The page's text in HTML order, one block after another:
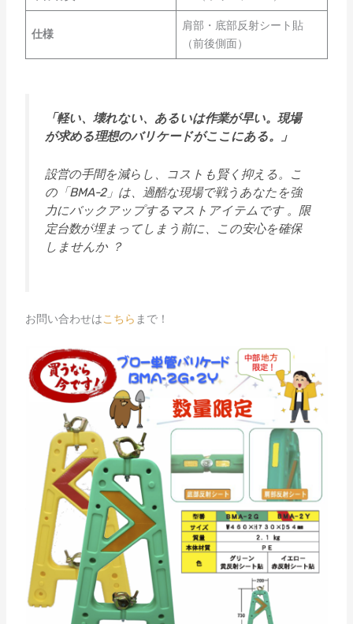
仕様
肩部・底部反射シート貼
（前後側面）
「軽い、壊れない、あるいは作業が早い。現場
が求める理想のバリケードがここにある。」
設営の手間を減らし、コストも賢く抑える。こ
の「BMA-2」は、過酷な現場で戦うあなたを強
力にバックアップするマストアイテムです 。限
定台数が埋まってしまう前に、この安心を確保
しませんか ？
お問い合わせはこちら まで！